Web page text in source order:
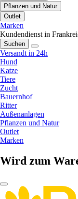
Pflanzen und Natur
Outlet
Marken
Kundendienst in
Suchen
Versandt in 24h
Hund
Katze
Tiere
Zucht
Bauernhof
Ritter
Außenanlagen
Pflanzen und Natur
Outlet
Marken
Wird zum